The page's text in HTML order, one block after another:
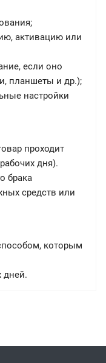
активацию или
если оно
планшеты и др.);
настройки
проходит
дня).
брака
средств или
которым
дней.